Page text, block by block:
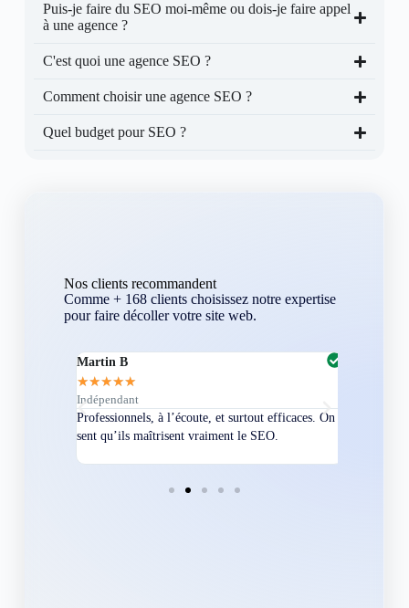
Puis-je faire du SEO moi-même ou dois-je faire appel
à une agence ?
C'est quoi une agence SEO ?
Comment choisir une agence SEO ?
Quel budget pour SEO ?
Nos clients recommandent
Comme + 168 clients choisissez notre expertise
pour faire décoller votre site web.
Martin B
★★★★★
Indépendant
Professionnels, à l’écoute, et surtout efficaces. On
sent qu’ils maîtrisent vraiment le SEO.